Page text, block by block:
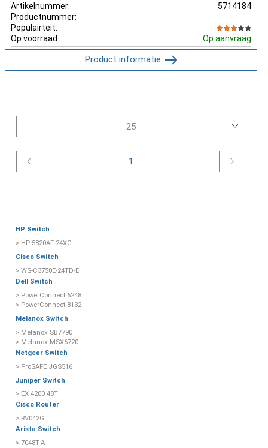
Artikelnummer:
5714184
Productnummer:
Populairteit:
Op voorraad:
Op aanvraag
Product informatie
1
HP Switch
> HP 5820AF-24XG
Cisco Switch
> WS-C3750E-24TD-E
Dell Switch
> PowerConnect 6248
> PowerConnect 8132
Melanox Switch
> Melanox SB7790
> Melanox MSX6720
Netgear Switch
> ProSAFE JGS516
Juniper Switch
> EX 4200 48T
Cisco Router
> RV042G
Arista Switch
> 7048T-A